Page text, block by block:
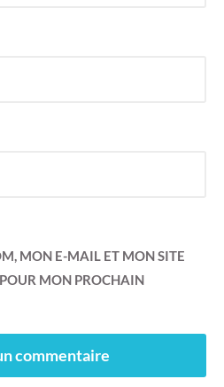
MON E-MAIL ET MON SITE
MON PROCHAIN